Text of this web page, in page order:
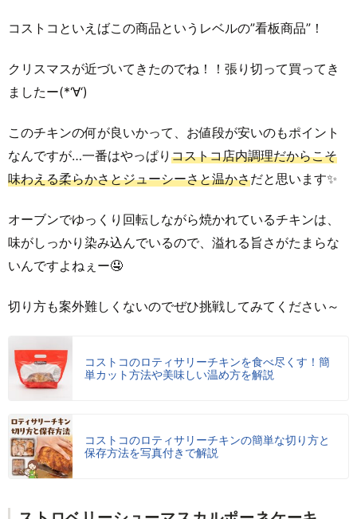
コストコといえばこの商品というレベルの”看板商品”！
クリスマスが近づいてきたのでね！！張り切って買ってき
ましたー(*‘∀‘)
このチキンの何が良いかって、お値段が安いのもポイント
なんですが…一番はやっぱり コストコ店内調理だからこそ
味わえる柔らかさとジューシーさと温かさだと思います✨
オーブンでゆっくり回転しながら焼かれているチキンは、
味がしっかり染み込んでいるので、溢れる旨さがたまらな
いんですよねぇー🤤
切り方も案外難しくないのでぜひ挑戦してみてください～
コストコのロティサリーチキンを食べ尽くす！簡
単カット方法や美味しい温め方を解説
コストコのロティサリーチキンの簡単な切り方と
保存方法を写真付きで解説